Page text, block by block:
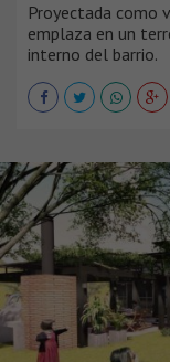
Proyectada como
emplaza en un
interno del barrio.